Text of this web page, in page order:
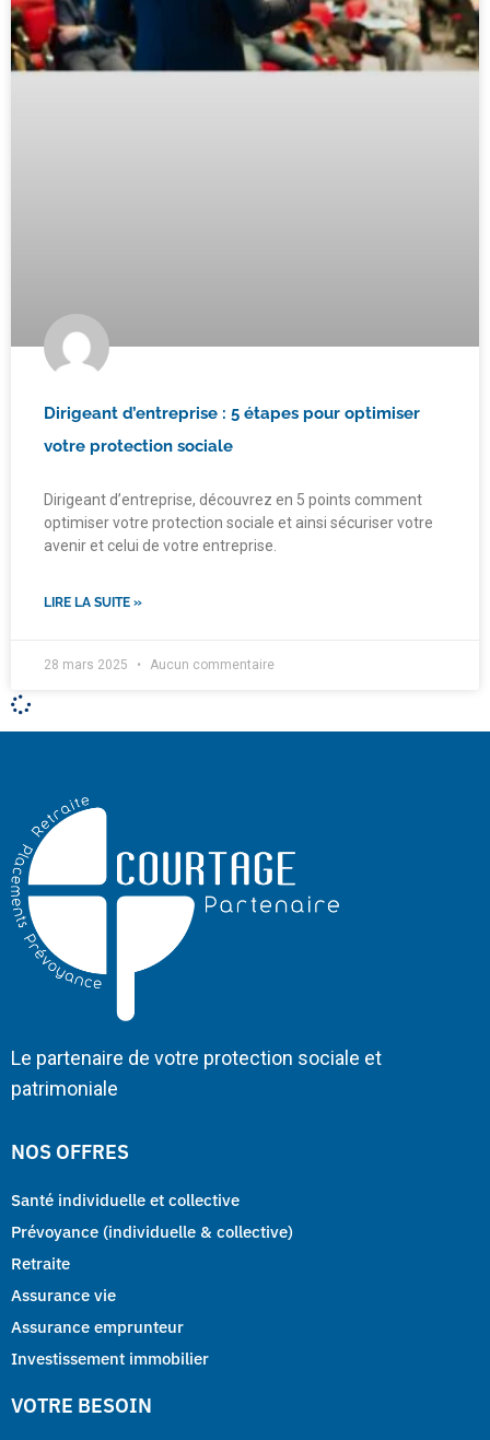
Dirigeant d’entreprise : 5 étapes pour optimiser
votre protection sociale
Dirigeant d’entreprise, découvrez en 5 points comment
optimiser votre protection sociale et ainsi sécuriser votre
avenir et celui de votre entreprise.
LIRE LA SUITE »
28 mars 2025 Aucun commentaire
Le partenaire de votre protection sociale et
patrimoniale
NOS OFFRES
Santé individuelle et collective
Prévoyance (individuelle & collective)
Retraite
Assurance vie
Assurance emprunteur
Investissement immobilier
VOTRE BESOIN